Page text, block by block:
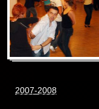
2007-2008